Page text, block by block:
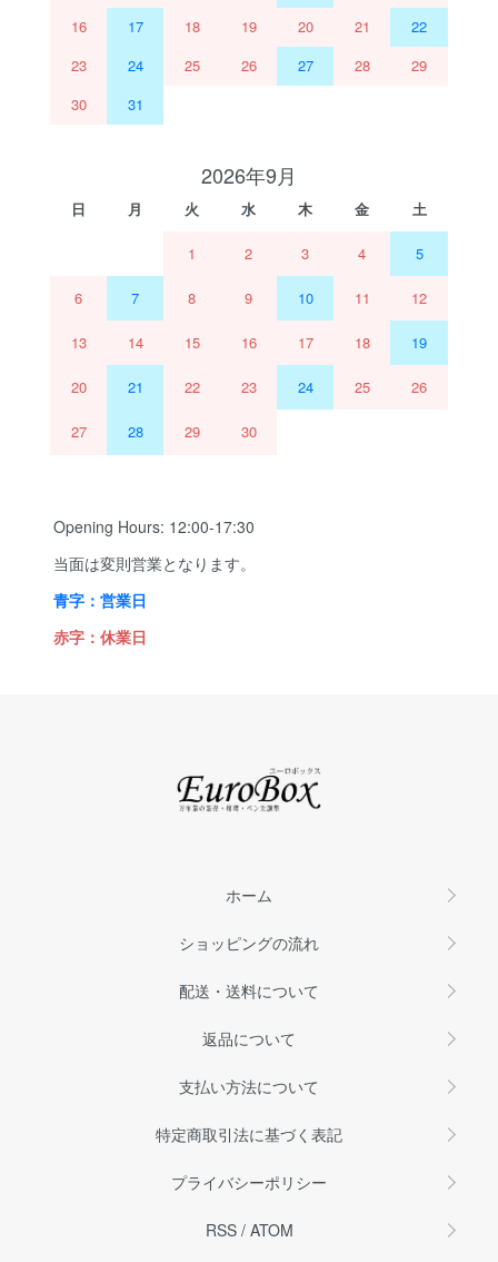
16
17 18 19 20 21
22
23
24 25 26 27 28
29
30
31
2026年9月
日 月 火 水 木 金 土
1 2 3 4 5
6 7 8 9 10 11 12
13 14 15 16 17 18 19
20 21 22 23 24 25 26
27 28 29 30
Opening Hours: 12:00-17:30
当面は変則営業となります。
青字：営業日
赤字：休業日
ホーム
ショッピングの流れ
配送・送料について
返品について
支払い方法について
特定商取引法に基づく表記
プライバシーポリシー
RSS/ ATOM